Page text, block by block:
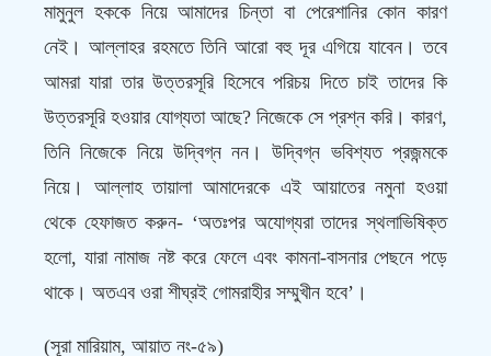
মামুনুল হককে নিয়ে আমাদের চিন্তা বা পেরেশানির কোন কারণ
নেই। আল্লাহর রহমতে তিনি আরো বহু দূর এগিয়ে যাবেন। তবে
আমরা যারা তার উত্তরসূরি হিসেবে পরিচয় দিতে চাই তাদের কি
উত্তরসূরি হওয়ার যোগ্যতা আছে? নিজেকে সে প্রশ্ন করি। কারণ,
তিনি নিজেকে নিয়ে উদ্বিগ্ন নন। উদ্বিগ্ন ভবিশ্যত প্রজন্মকে
নিয়ে। আল্লাহ তায়ালা আমাদেরকে এই আয়াতের নমুনা হওয়া
থেকে হেফাজত করুন- ‘অতঃপর অযোগ্যরা তাদের স্থলাভিষিক্ত
হলো, যারা নামাজ নষ্ট করে ফেলে এবং কামনা-বাসনার পেছনে পড়ে
থাকে। অতএব ওরা শীঘ্রই গোমরাহীর সম্মুখীন হবে’।
(সূরা মারিয়াম, আয়াত নং-৫৯)